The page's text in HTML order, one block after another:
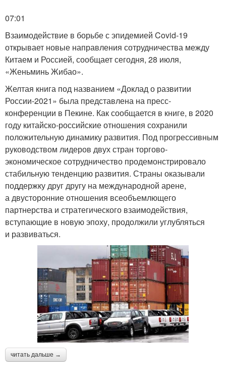
07:01
Взаимодействие в борьбе с эпидемией Covid-19
открывает новые направления сотрудничества между
Китаем и Россией, сообщает сегодня, 28 июля,
«Женьминь Жибао».
Желтая книга под названием «Доклад о развитии
России-2021» была представлена на пресс-
конференции в Пекине. Как сообщается в книге, в 2020
году китайско-российские отношения сохранили
положительную динамику развития. Под прогрессивным
руководством лидеров двух стран торгово-
экономическое сотрудничество продемонстрировало
стабильную тенденцию развития. Страны оказывали
поддержку друг другу на международной арене,
а двусторонние отношения всеобъемлющего
партнерства и стратегического взаимодействия,
вступающие в новую эпоху, продолжили углубляться
и развиваться.
читать дальше →